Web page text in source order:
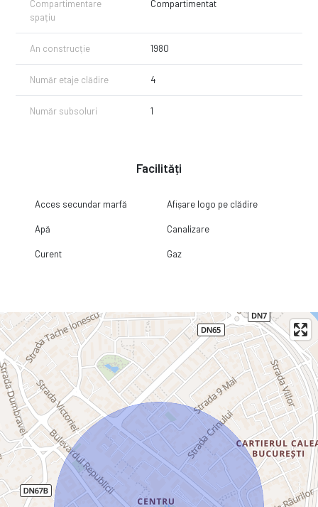
Compartimentare
spațiu
Compartimentat
An construcție 1980
Număr etaje clădire 4
Număr subsoluri 1
Facilități
Acces secundar marfă Afișare logo pe clădire
Apă Canalizare
Curent Gaz